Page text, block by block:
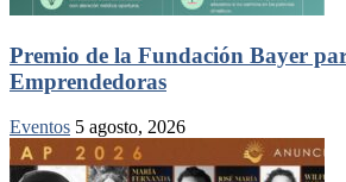
Premio de la Fundación Bayer
Emprendedoras
Eventos 5 agosto, 2026